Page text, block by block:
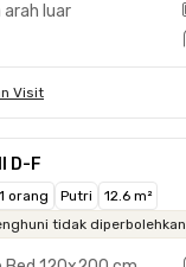
luar
Visit
D-F
orang Putri
12.6 m²
tidak diperbolehkan